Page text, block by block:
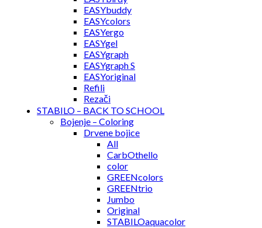
EASYbuddy
EASYcolors
EASYergo
EASYgel
EASYgraph
EASYgraph S
EASYoriginal
Refili
Rezači
STABILO – BACK TO SCHOOL
Bojenje – Coloring
Drvene bojice
All
CarbOthello
color
GREENcolors
GREENtrio
Jumbo
Original
STABILOaquacolor